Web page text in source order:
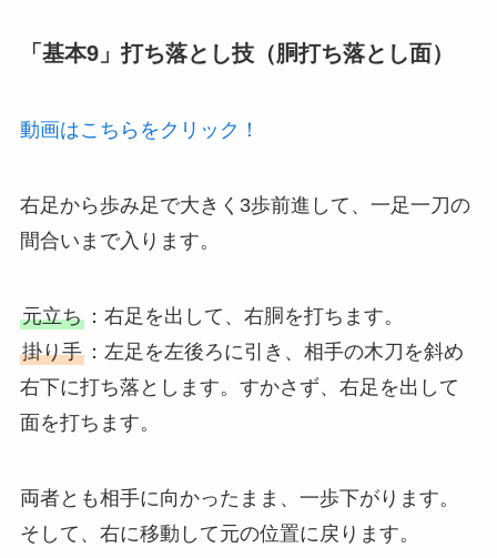
「基本9」打ち落とし技（胴打ち落とし面）
動画はこちらをクリック！
右足から歩み足で大きく3歩前進して、一足一刀の
間合いまで入ります。
元立ち：右足を出して、右胴を打ちます。
掛り手：左足を左後ろに引き、相手の木刀を斜め
右下に打ち落とします。すかさず、右足を出して
面を打ちます。
両者とも相手に向かったまま、一歩下がります。
そして、右に移動して元の位置に戻ります。